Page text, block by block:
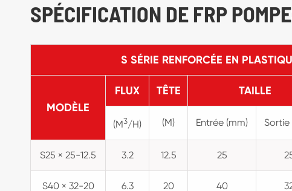
SPÉCIFICATION DE FRP
S SÉRIE RENFORCÉE EN
MODÈLE
FLUX TÊTE TAILLE
(M3/H) (M) Entrée (mm) Sortie
S25 × 25-12.5 3.2 12.5 25
S40 × 32-20 6.3 20 40